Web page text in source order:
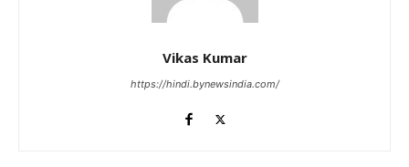
Vikas Kumar
https://hindi.bynewsindia.com/